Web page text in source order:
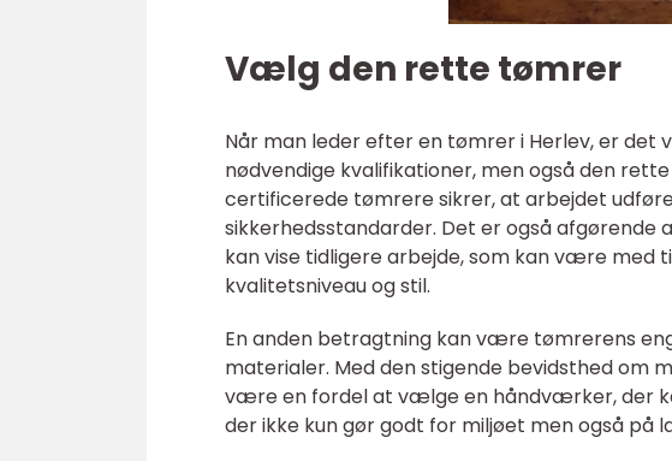
Vælg den rette tømrer
Når man leder efter en tømrer i Herlev, er
nødvendige kvalifikationer, men også den
certificerede tømrere sikrer, at arbejdet
sikkerhedsstandarder. Det er også
kan vise tidligere arbejde, som kan være med
kvalitetsniveau og stil.
En anden betragtning kan være tømrerens
materialer. Med den stigende bevidsthed om
være en fordel at vælge en håndværker, der
der ikke kun gør godt for miljøet men også